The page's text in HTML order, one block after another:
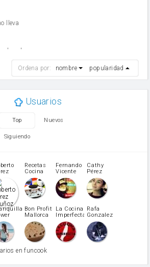
lleva
levadura
Ordena por: nombre popularidad
Usuarios
Top Nuevos
Siguiendo
Recetas
Cocina
Fernando
Vicente
Cathy
Pérez
Bon Profit
Mallorca
La Cocina
Imperfecta
Rafa
Gonzalez
en funcook